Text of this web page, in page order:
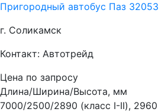
Пригородный автобус Паз 32053
г. Соликамск
Контакт: Автотрейд
Цена по запросу
Длина/Ширина/Высота, мм
7000/2500/2890 (класс I-II), 2960